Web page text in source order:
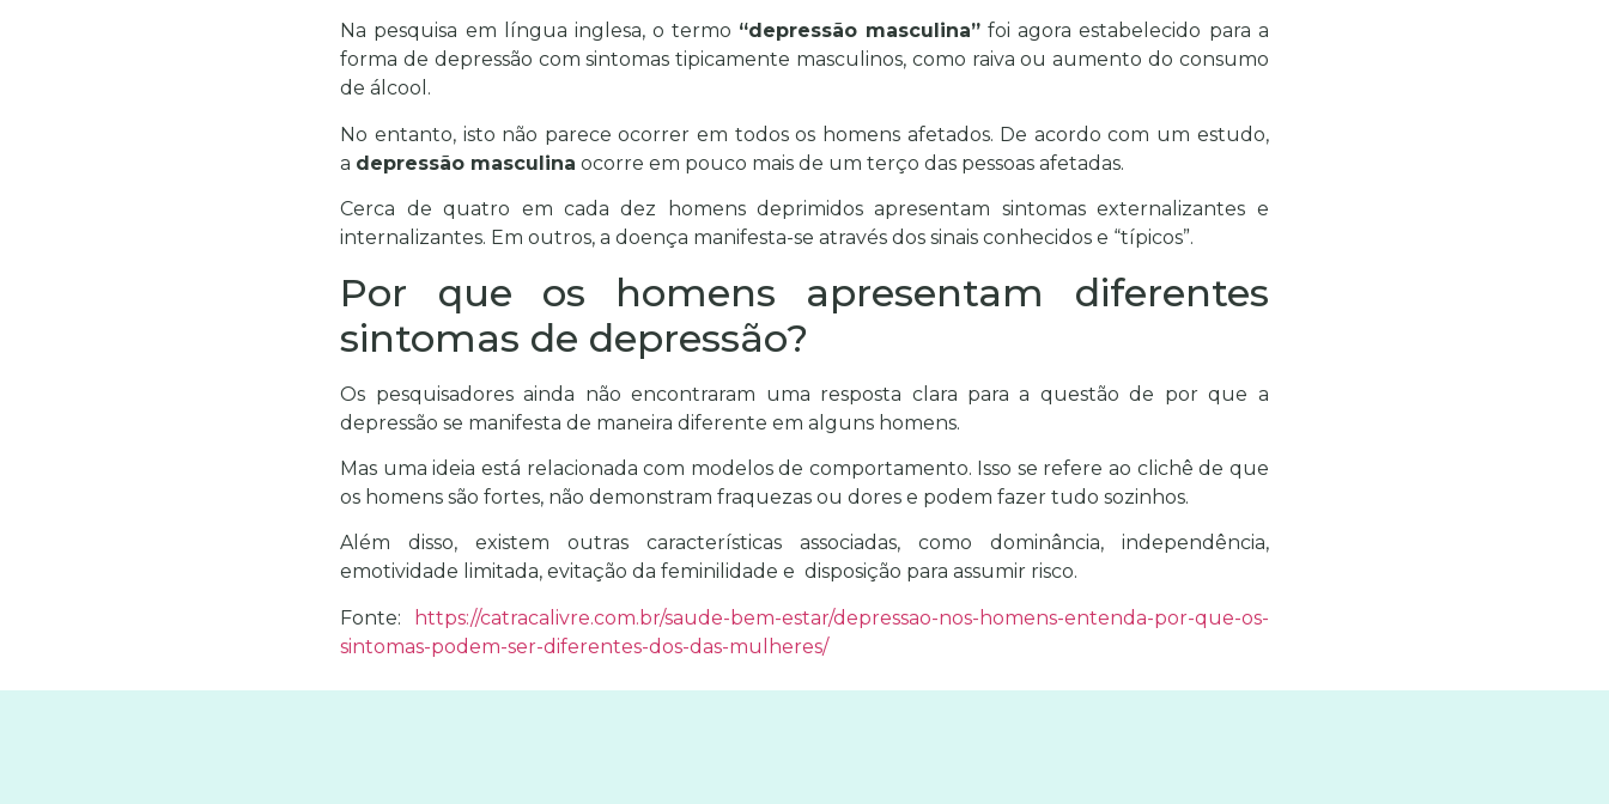
Na pesquisa em língua inglesa, o termo “depressão masculina” foi agora estabelecido para a
forma de depressão com sintomas tipicamente masculinos, como raiva ou aumento do consumo
de álcool.
No entanto, isto não parece ocorrer em todos os homens afetados. De acordo com um estudo,
a depressão masculina ocorre em pouco mais de um terço das pessoas afetadas.
Cerca de quatro em cada dez homens deprimidos apresentam sintomas externalizantes e
internalizantes. Em outros, a doença manifesta-se através dos sinais conhecidos e “típicos”.
Por que os homens apresentam diferentes
sintomas de depressão?
Os pesquisadores ainda não encontraram uma resposta clara para a questão de por que a
depressão se manifesta de maneira diferente em alguns homens.
Mas uma ideia está relacionada com modelos de comportamento. Isso se refere ao clichê de que
os homens são fortes, não demonstram fraquezas ou dores e podem fazer tudo sozinhos.
Além disso, existem outras características associadas, como dominância, independência,
emotividade limitada, evitação da feminilidade e disposição para assumir risco.
Fonte:
https://catracalivre.com.br/saude-bem-estar/depressao-nos-homens-entenda-por-que-os-
sintomas-podem-ser-diferentes-dos-das-mulheres/